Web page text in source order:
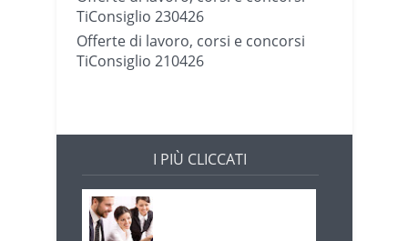
TiConsiglio 230426
Offerte di lavoro, corsi e concorsi
TiConsiglio 210426
I PIÙ CLICCATI